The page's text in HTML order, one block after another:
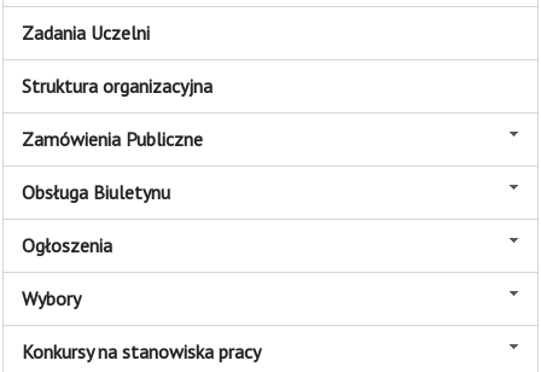
Zadania Uczelni
Struktura organizacyjna
Zamówienia Publiczne
Obsługa Biuletynu
Ogłoszenia
Wybory
Konkursy na stanowiska pracy